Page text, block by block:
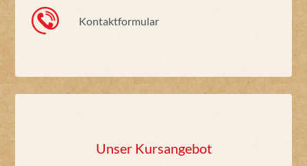
Kontaktformular
Unser Kursangebot